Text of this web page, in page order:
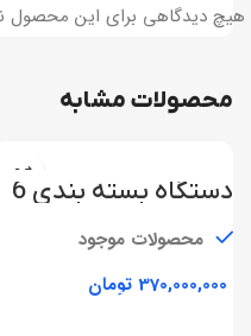
هیچ دیدگاهی برای این محصول
محصولات مشابه
دستگاه بسته بندی 6
محصولات موجود
تومان